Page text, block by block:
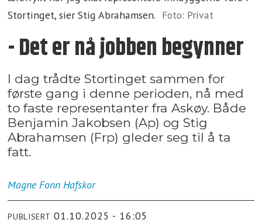
Stortinget, sier Stig Abrahamsen. Foto: Privat
- Det er nå jobben begynner
I dag trådte Stortinget sammen for
første gang i denne perioden, nå med
to faste representanter fra Askøy. Både
Benjamin Jakobsen (Ap) og Stig
Abrahamsen (Frp) gleder seg til å ta
fatt.
Magne Fonn Hafskor
PUBLISERT 01.10.2025 - 16:05